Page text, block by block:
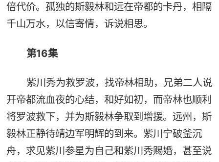
倍代价。孤独的斯毅林和远在帝都的卡丹，相隔
千山万水，以信寄情，诉说相思。
第16集
紫川秀为救罗波，找帝林相助，兄弟二人说
开帝都流血夜的心结，和好如初，而帝林也顺利
将罗波救下，并为斯毅林争取到增援。远州，斯
毅林正静待靖边军明辉的到来。紫川宁破釜沉
舟，求见紫川参星为自己和紫川秀赐婚，甚至说